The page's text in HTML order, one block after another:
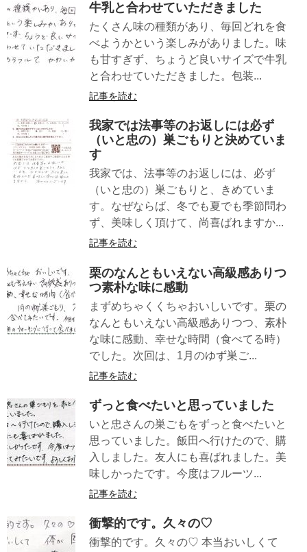
牛乳と合わせていただきました
たくさん味の種類があり、毎回どれを食
べようかという楽しみがありました。味
も甘すぎず、ちょうど良いサイズで牛乳
と合わせていただきました。包装...
記事を読む
我家では法事等のお返しには必ず
（いと忠の）巣ごもりと決めていま
す
我家では、法事等のお返しには、必ず
（いと忠の）巣ごもりと、きめていま
す。なぜならば、冬でも夏でも季節問わ
ず、美味しく頂けて、尚喜ばれますか...
記事を読む
栗のなんともいえない高級感ありつ
つ素朴な味に感動
まずめちゃくくちゃおいしいです。栗の
なんともいえない高級感ありつつ、素朴
な味に感動、幸せな時間（食べてる時）
でした。次回は、1月のゆず巣ご...
記事を読む
ずっと食べたいと思っていました
いと忠さんの巣ごもをずっと食べたいと
思っていました。飯田へ行けたので、購
入しました。友人にも喜ばれました。美
味しかったです。今度はフルーツ...
記事を読む
衝撃的です。久々の♡
衝撃的です。久々の♡ 本当おいしくて